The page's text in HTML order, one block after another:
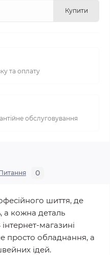
Купити
та оплату
обслуговування
0
шиття, де
а кожна деталь
магазині
просто обладнання, а
ідей.